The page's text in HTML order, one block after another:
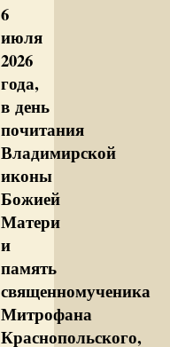
6
июля
2026
года,
в день
почитания
Владимирской
иконы
Божией
Матери
и
память
священномученика
Митрофана
Краснопольского,